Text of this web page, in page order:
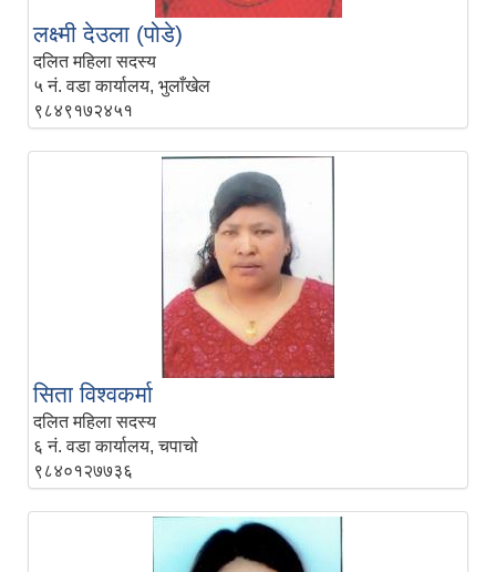
लक्ष्मी देउला (पोडे)
दलित महिला सदस्य
५ नं. वडा कार्यालय, भुलाँखेल
९८४९१७२४५१
सिता विश्‍वकर्मा
दलित महिला सदस्य
६ नं. वडा कार्यालय, चपाचो
९८४०१२७७३६